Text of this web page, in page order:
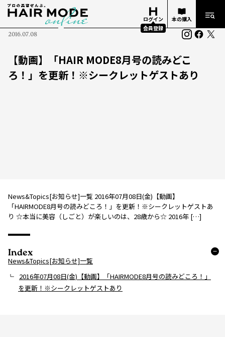
ログイン
会員登録
本の購入
2016.07.08
【動画】「HAIR MODE8月号の読みどこ
ろ！」を更新！※シークレットゲストあり
News&Topics[お知らせ]一覧 2016年07月08日(金)【動画】
「HAIRMODE8月号の読みどころ！」を更新！※シークレットゲストあ
り ☆本当に美容（しごと）が楽しいのは、28歳から☆ 2016年 […]
Index
News&Topics[お知らせ]一覧
2016年07月08日(金)【動画】「HAIRMODE8月号の読みどころ！」
を更新！※シークレットゲストあり